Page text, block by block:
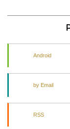
Android
by Email
RSS